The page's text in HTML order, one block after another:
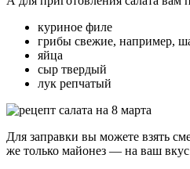
куриное филе
грибы свежие, например,
яйца
сыр твердый
лук репчатый
Для заправки вы можете взять
же только майонез — на ваш